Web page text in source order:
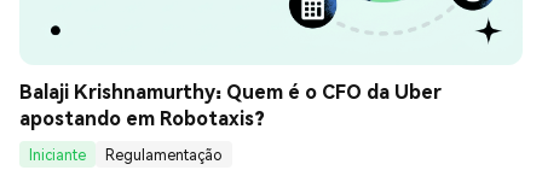
Balaji Krishnamurthy: Quem é o CFO da Uber
apostando em Robotaxis?
Iniciante
Regulamentação